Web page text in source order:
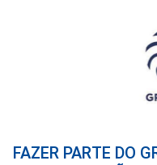
FAZER PARTE DO